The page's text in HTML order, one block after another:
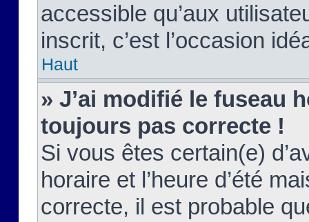
accessible qu’aux
inscrit, c’est l’occasion
Haut
» J’ai modifié le fuseau
toujours pas correcte !
Si vous êtes certain(e)
horaire et l’heure d’été
correcte, il est probable